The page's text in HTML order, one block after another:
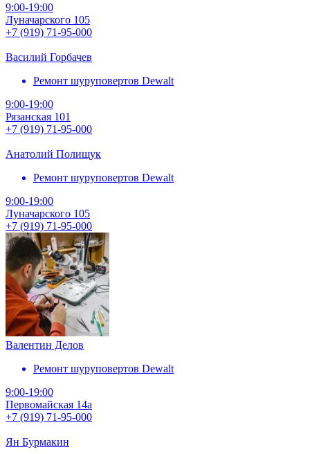
9:00-19:00
Луначарского 105
+7 (919) 71-95-000
Василий Горбачев
Ремонт шуруповертов Dewalt
9:00-19:00
Рязанская 101
+7 (919) 71-95-000
Анатолий Полищук
Ремонт шуруповертов Dewalt
9:00-19:00
Луначарского 105
+7 (919) 71-95-000
Валентин Делов
Ремонт шуруповертов Dewalt
9:00-19:00
Первомайская 14а
+7 (919) 71-95-000
Ян Бурмакин